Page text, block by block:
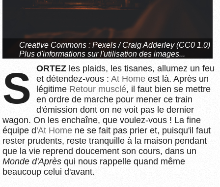
Creative Commons : Pexels / Craig Adderley(CC0 1.0)
Plus d'informations sur l'utilisation des images...
SORTEZ les plaids, les tisanes, allumez un feu
et détendez-vous : At Home est là. Après un
légitime Retour musclé, il faut bien se mettre
en ordre de marche pour mener ce train
d'émission dont on ne voit pas le dernier
wagon. On les enchaîne, que voulez-vous ! La fine
équipe d'At Home ne se fait pas prier et, puisqu'il faut
rester prudents, reste tranquille à la maison pendant
que la vie reprend doucement son cours, dans un
Monde d'Après qui nous rappelle quand même
beaucoup celui d'avant.